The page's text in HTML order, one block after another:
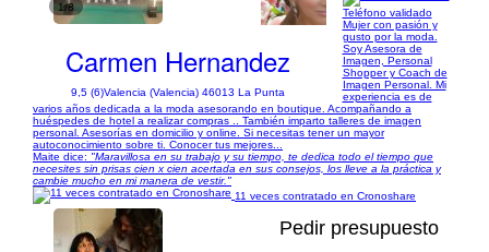
1/8
Carmen Hernandez
9,5 (6)Valencia (Valencia) 46013 La Punta
Teléfono validado
Mujer con pasión y
gusto por la moda.
Soy Asesora de
Imagen, Personal
Shopper y Coach de
Imagen Personal. Mi
experiencia es de
varios años dedicada a la moda asesorando en boutique. Acompañando a
huéspedes de hotel a realizar compras .. También imparto talleres de imagen
personal. Asesorías en domicilio y online. Si necesitas tener un mayor
autoconocimiento sobre ti. Conocer tus mejores...
Maite dice: "Maravillosa en su trabajo y su tiempo, te dedica todo el tiempo que
necesites sin prisas cien x cien acertada en sus consejos, los lleve a la práctica y
cambie mucho en mi manera de vestir."
11 veces contratado en Cronoshare
Pedir presupuesto